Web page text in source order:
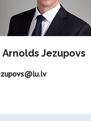
Arnolds Jezupovs